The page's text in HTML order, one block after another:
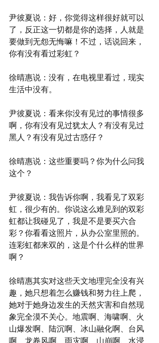
尹彼夏说：好，你觉得这样很好就可以
了，反正这一切都是你的选择，人就是
要做到无怨无悔嘛！不过，话说回来，
你有没有看过彩虹？
徐晴惠说：没有，在电视里看过，现实
生活中没有。
尹彼夏说：看来你没有见过的事情很多
啊，你有没有见过犹太人？有没有见过
黑人？有没有见过古惑仔？
徐晴惠说：这些重要吗？你为什么问我
这个？
尹彼夏说：我告诉你啊，我看见了双彩
虹，很少有的。你说这么难见到的双彩
虹都让我碰见了，我是不是要买六合
彩？你看看这照片，从办公室里照的。
连彩虹都来双的，这是个什么样的世界
啊？
徐晴惠其实对这些天文地理完全没有兴
趣，她只想着怎么赚钱和努力往上爬，
她对于她身边发生的天然灾害和自然现
象完全漠不关心。地震啊、海啸啊、火
山爆发啊、陆沉啊、冰山融化啊、台风